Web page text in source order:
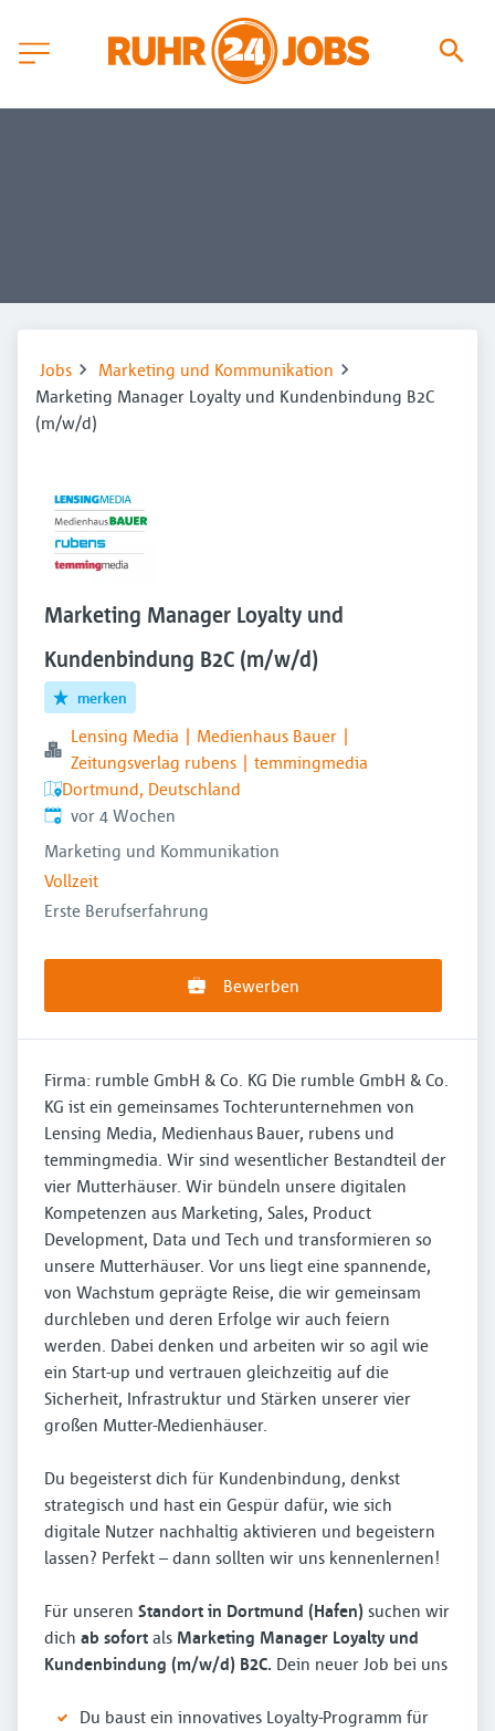
Jobs
Marketing und Kommunikation
Marketing Manager Loyalty und Kundenbindung B2C
(m/w/d)
Marketing Manager Loyalty und
Kundenbindung B2C (m/w/d)
merken
Lensing Media | Medienhaus Bauer |
Zeitungsverlag rubens | temmingmedia
Dortmund, Deutschland
Veröffentlicht:
vor 4 Wochen
Marketing und Kommunikation
Vollzeit
Erste Berufserfahrung
Bewerben
Firma: rumble GmbH & Co. KG Die rumble GmbH & Co.
KG ist ein gemeinsames Tochterunternehmen von
Lensing Media, Medienhaus Bauer, rubens und
temmingmedia. Wir sind wesentlicher Bestandteil der
vier Mutterhäuser. Wir bündeln unsere digitalen
Kompetenzen aus Marketing, Sales, Product
Development, Data und Tech und transformieren so
unsere Mutterhäuser. Vor uns liegt eine spannende,
von Wachstum geprägte Reise, die wir gemeinsam
durchleben und deren Erfolge wir auch feiern
werden. Dabei denken und arbeiten wir so agil wie
ein Start-up und vertrauen gleichzeitig auf die
Sicherheit, Infrastruktur und Stärken unserer vier
großen Mutter-Medienhäuser.
Du begeisterst dich für Kundenbindung, denkst
strategisch und hast ein Gespür dafür, wie sich
digitale Nutzer nachhaltig aktivieren und begeistern
lassen? Perfekt – dann sollten wir uns kennenlernen!
Für unseren Standort in Dortmund (Hafen) suchen wir
dich ab sofort als Marketing Manager Loyalty und
Kundenbindung (m/w/d) B2C. Dein neuer Job bei uns
Du baust ein innovatives Loyalty-Programm für